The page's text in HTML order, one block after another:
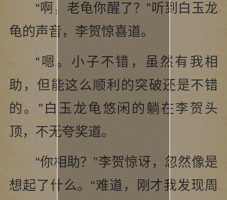
“啊，老龟你醒了？”听到白玉龙
龟的声音，李贺惊喜道。
“嗯。小子不错，虽然有我相
助，但能这么顺利的突破还是不错
的。”白玉龙龟悠闲的躺在李贺头
顶，不无夸奖道。
“你相助？”李贺惊讶，忽然像是
想起了什么。“难道，刚才我发现周